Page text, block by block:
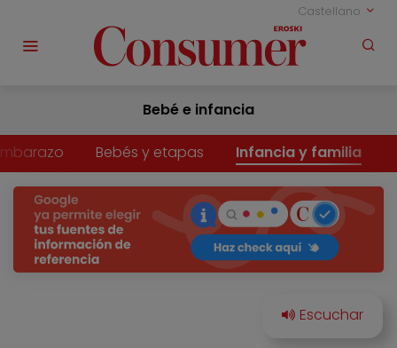
Castellano
Bebé e infancia
Bebés y etapas Infancia y familia